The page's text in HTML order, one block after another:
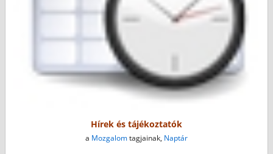
Hírek és tájékoztatók
a Mozgalomtagjainak, Naptár